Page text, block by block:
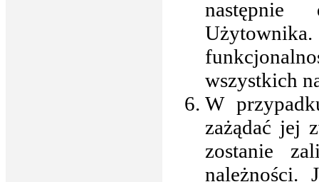
następnie
wszystkich
W
zażądać jej
zostanie
należności.